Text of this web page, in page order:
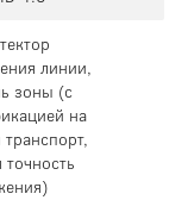
линии,
зоны (с
на